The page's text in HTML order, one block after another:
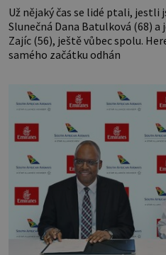
Už nějaký čas se lidé ptali, jestli
Slunečná Dana Batulková (68)
Zajíc (56), ještě vůbec spolu. Herečka od sebe přítele od
samého začátku odhán